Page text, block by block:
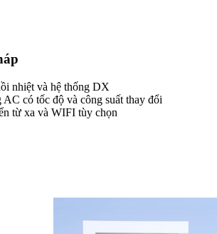
nhiệt và hệ thống DX
AC có tốc độ và công suất thay đổi
từ xa và WIFI tùy chọn